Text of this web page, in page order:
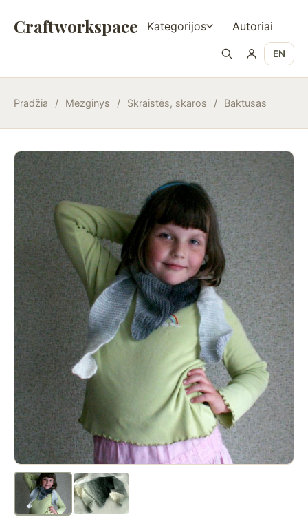
Craftworkspace Kategorijos Autoriai
EN
Pradžia / Mezginys / Skraistės, skaros / Baktusas